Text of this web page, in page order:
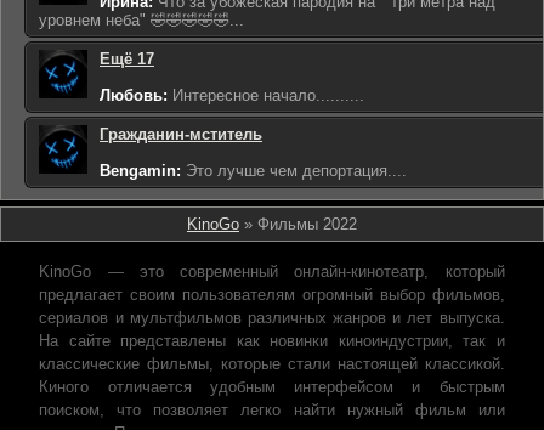
уровнем неба" 🤣🤣🤣🤣🤣...
Ещё 17
Любовь: Интересное начало..........
Гражданин-мститель
Bengamin: Это лучше чем депортация....
KinoGo » Фильмы 2022
KinoGo — это современный онлайн-кинотеатр, который
предлагает своим пользователям огромный выбор фильмов,
сериалов и мультфильмов различных жанров и лет выпуска.
На сайте представлены как новинки киноиндустрии, так и
классические фильмы, которые стали настоящей классикой.
Киного отличается удобным интерфейсом и быстрым
поиском, что позволяет легко найти нужный фильм или